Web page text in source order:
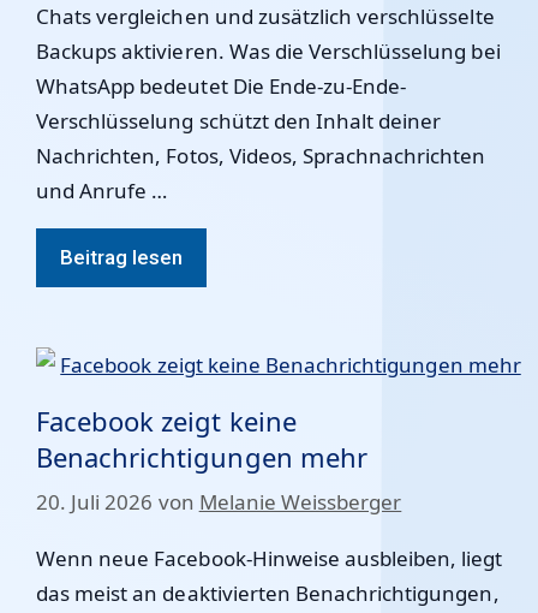
Chats vergleichen und zusätzlich verschlüsselte
Backups aktivieren. Was die Verschlüsselung bei
WhatsApp bedeutet Die Ende-zu-Ende-
Verschlüsselung schützt den Inhalt deiner
Nachrichten, Fotos, Videos, Sprachnachrichten
und Anrufe …
Beitrag lesen
Facebook zeigt keine
Benachrichtigungen mehr
20. Juli 2026 von Melanie Weissberger
Wenn neue Facebook-Hinweise ausbleiben, liegt
das meist an deaktivierten Benachrichtigungen,